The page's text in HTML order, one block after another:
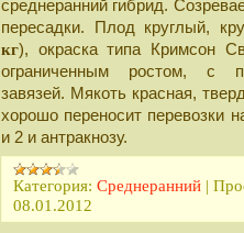
среднеранний гибрид.
пересадки. Плод круглый,
кг), окраска типа Кримсон
ограниченным ростом, с
завязей. Мякоть красная,
хорошо переносит перевозки
и 2 и антракнозу.
Категория: Среднеранний |
08.01.2012